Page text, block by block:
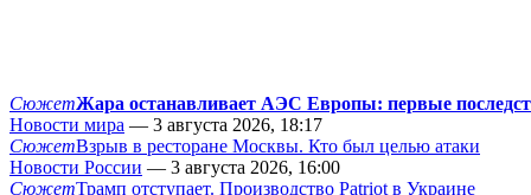
СюжетЖара останавливает АЭС Европы: первые
Новости мира — 3 августа 2026, 18:17
СюжетВзрыв в ресторане Москвы. Кто был целью атаки
Новости России — 3 августа 2026, 16:00
СюжетТрамп отступает. Производство Patriot в Украине